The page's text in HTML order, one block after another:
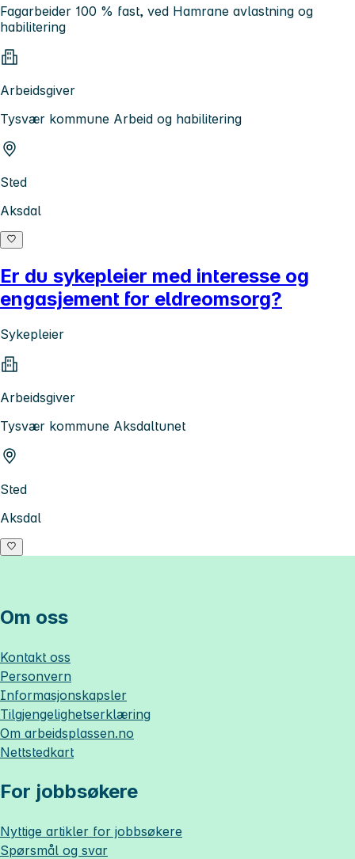
Fagarbeider 100 % fast, ved Hamrane avlastning og
habilitering
Arbeidsgiver
Tysvær kommune Arbeid og habilitering
Sted
Aksdal
Er du sykepleier med interesse og
engasjement for eldreomsorg?
Sykepleier
Arbeidsgiver
Tysvær kommune Aksdaltunet
Sted
Aksdal
Om oss
Kontakt oss
Personvern
Informasjonskapsler
Tilgjengelighetserklæring
Om arbeidsplassen.no
Nettstedkart
For jobbsøkere
Nyttige artikler for jobbsøkere
Spørsmål og svar